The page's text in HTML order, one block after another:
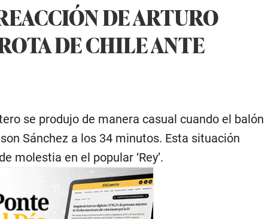
DE ARTURO
DE CHILE ANTE
se produjo de manera casual cuando el balón
Sánchez a los 34 minutos. Esta situación
molestia en el popular ‘Rey’.